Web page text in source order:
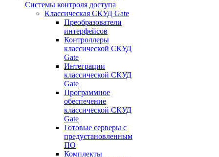
Системы контроля доступа
Классическая СКУД Gate
Преобразователи
интерфейсов
Контроллеры
классической СКУД
Gate
Интеграции
классической СКУД
Gate
Программное
обеспечение
классической СКУД
Gate
Готовые серверы с
предустановленным
ПО
Комплекты